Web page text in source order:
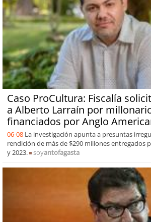
Caso ProCultura: Fiscalía
a Alberto Larraín por
financiados por Anglo
06-08 La investigación apunta a presuntas
rendición de más de $290 millones entregados
y 2023.
soyantofagasta